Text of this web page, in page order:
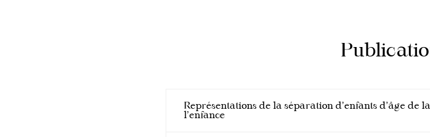
Représentations de la séparation d’enfants d’âge de
l’enfance